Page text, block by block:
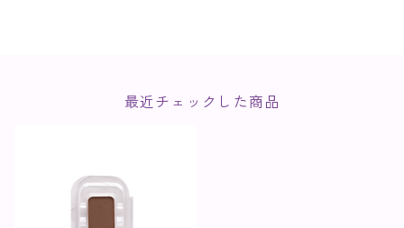
最近チェックした商品